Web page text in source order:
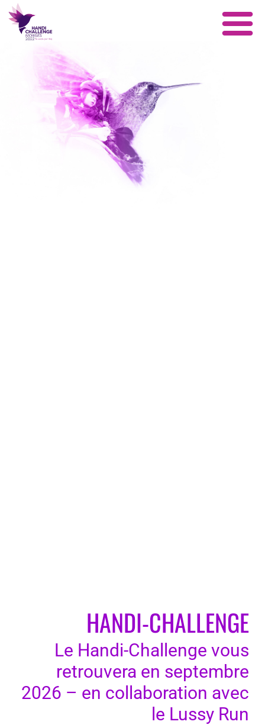
HANDI-CHALLENGE
Le Handi-Challenge vous
retrouvera en septembre
2026 – en collaboration avec
le Lussy Run